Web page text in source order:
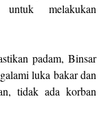
untuk melakukan
padam, Binsar
luka bakar dan
tidak ada korban